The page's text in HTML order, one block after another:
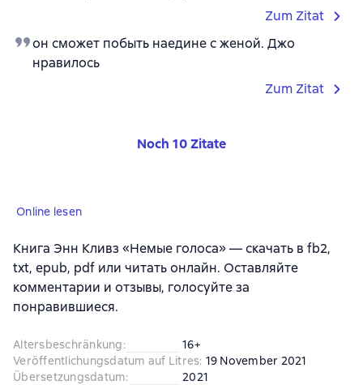
Zum Zitat
он сможет побыть наедине с женой. Джо
нравилось
Zum Zitat
Noch 10 Zitate
Online lesen
Книга Энн Кливз «Немые голоса» — скачать в fb2,
txt, epub, pdf или читать онлайн. Оставляйте
комментарии и отзывы, голосуйте за
понравившиеся.
Altersbeschränkung:
16+
Veröffentlichungsdatum auf Litres: 19 November 2021
Übersetzungsdatum:
2021